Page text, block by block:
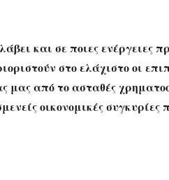
και σε ποιες ενέργειες
στο ελάχιστο οι
μας από το ασταθές
οικονομικές συγκυρίες